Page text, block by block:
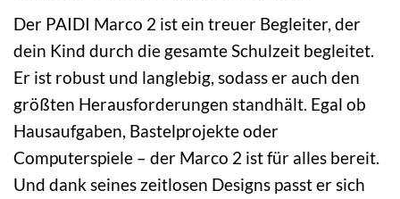
Der PAIDI Marco 2 ist ein treuer Begleiter, der
dein Kind durch die gesamte Schulzeit begleitet.
Er ist robust und langlebig, sodass er auch den
größten Herausforderungen standhält. Egal ob
Hausaufgaben, Bastelprojekte oder
Computerspiele – der Marco 2 ist für alles bereit.
Und dank seines zeitlosen Designs passt er sich